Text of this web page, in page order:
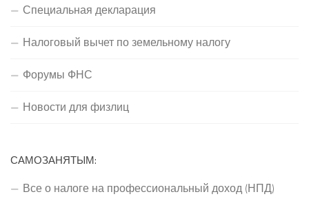
Специальная декларация
Налоговый вычет по земельному налогу
Форумы ФНС
Новости для физлиц
САМОЗАНЯТЫМ:
Все о налоге на профессиональный доход (НПД)